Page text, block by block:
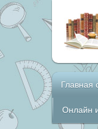
Главная
Онлайн